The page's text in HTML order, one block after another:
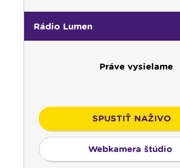
Rádio Lumen
Práve vysielame
SPUSTIŤ NAŽIVO
Webkamera štúdio